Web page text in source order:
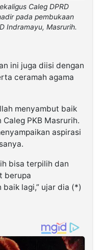
Caleg DPRD
pada pembukaan
Indramayu, Masrurih.
ini juga diisi dengan
ceramah agama
menyambut baik
PKB Masrurih.
aspirasi
bisa terpilih dan
berupa
lagi,” ujar dia (*)